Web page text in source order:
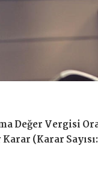
Değer Vergisi
(Karar